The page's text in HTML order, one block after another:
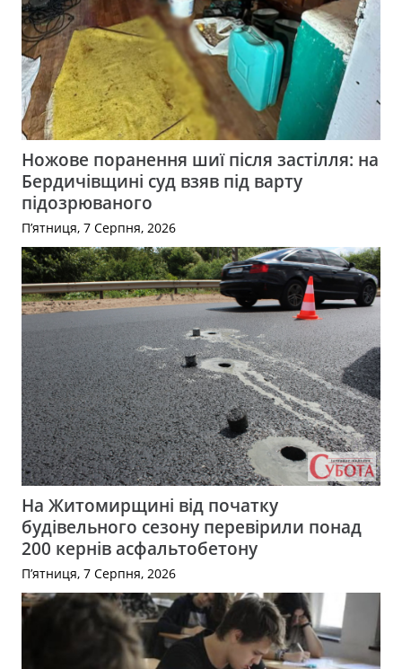
Ножове поранення шиї після застілля: на
Бердичівщині суд взяв під варту
підозрюваного
П’ятниця, 7 Серпня, 2026
На Житомирщині від початку
будівельного сезону перевірили понад
200 кернів асфальтобетону
П’ятниця, 7 Серпня, 2026